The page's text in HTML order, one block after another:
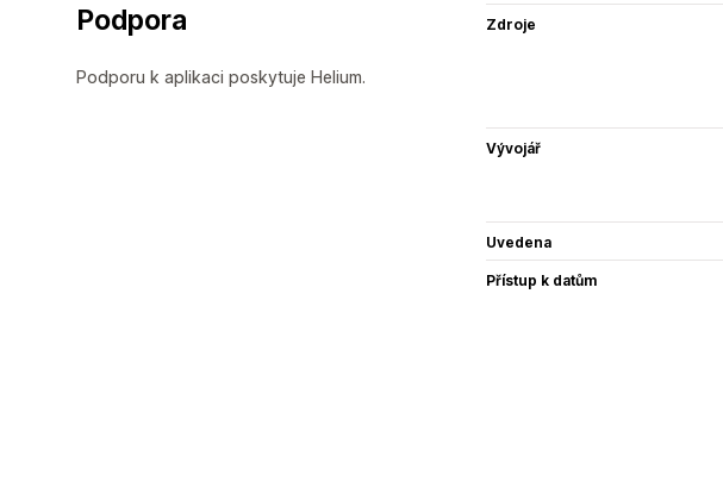
Podpora
Podporu k aplikaci poskytuje Helium.
Zdroje
Vývojář
Uvedena
Přístup k datům